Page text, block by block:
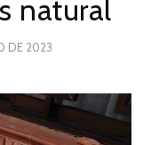
natural
DE 2023